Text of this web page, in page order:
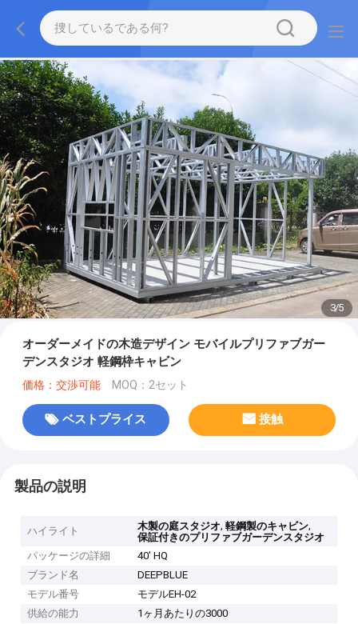
3/5
オーダーメイドの木造デザイン モバイルプリファブガー
デンスタジオ 軽鋼枠キャビン
価格：交渉可能 MOQ：2セット
ベストプライス 接触
製品の説明
ハイライト 木製の庭スタジオ,軽鋼製のキャビン,
保証付きのプリファブガーデンスタジオ
パッケージの詳細
40' HQ
ブランド名
DEEPBLUE
モデル番号
モデルEH-02
供給の能力
1ヶ月あたりの3000